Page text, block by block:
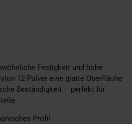
Festigkeit und hohe
12 Pulver eine glatte Oberfläche
Beständigkeit – perfekt für
Profil